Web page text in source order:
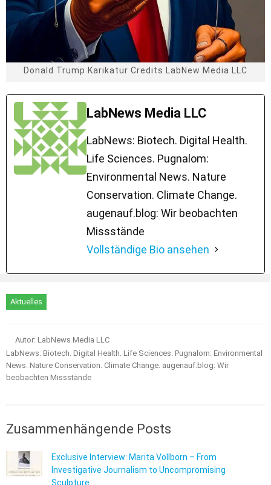
Donald Trump Karikatur Credits LabNew Media LLC
LabNews Media LLC
LabNews: Biotech. Digital Health.
Life Sciences. Pugnalom:
Environmental News. Nature
Conservation. Climate Change.
augenauf.blog: Wir beobachten
Missstände
Vollständige Bio ansehen
Aktuelles
Autor: LabNews Media LLC
LabNews: Biotech. Digital Health. Life Sciences. Pugnalom: Environmental
News. Nature Conservation. Climate Change. augenauf.blog: Wir
beobachten Missstände
Zusammenhängende Posts
Exclusive Interview: Marita Vollborn – From
Investigative Journalism to Uncompromising
Sculpture